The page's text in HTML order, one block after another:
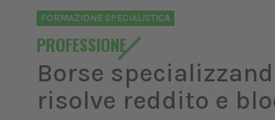
FORMAZIONE SPECIALISTICA
PROFESSIONE
Borse
risolve reddito e